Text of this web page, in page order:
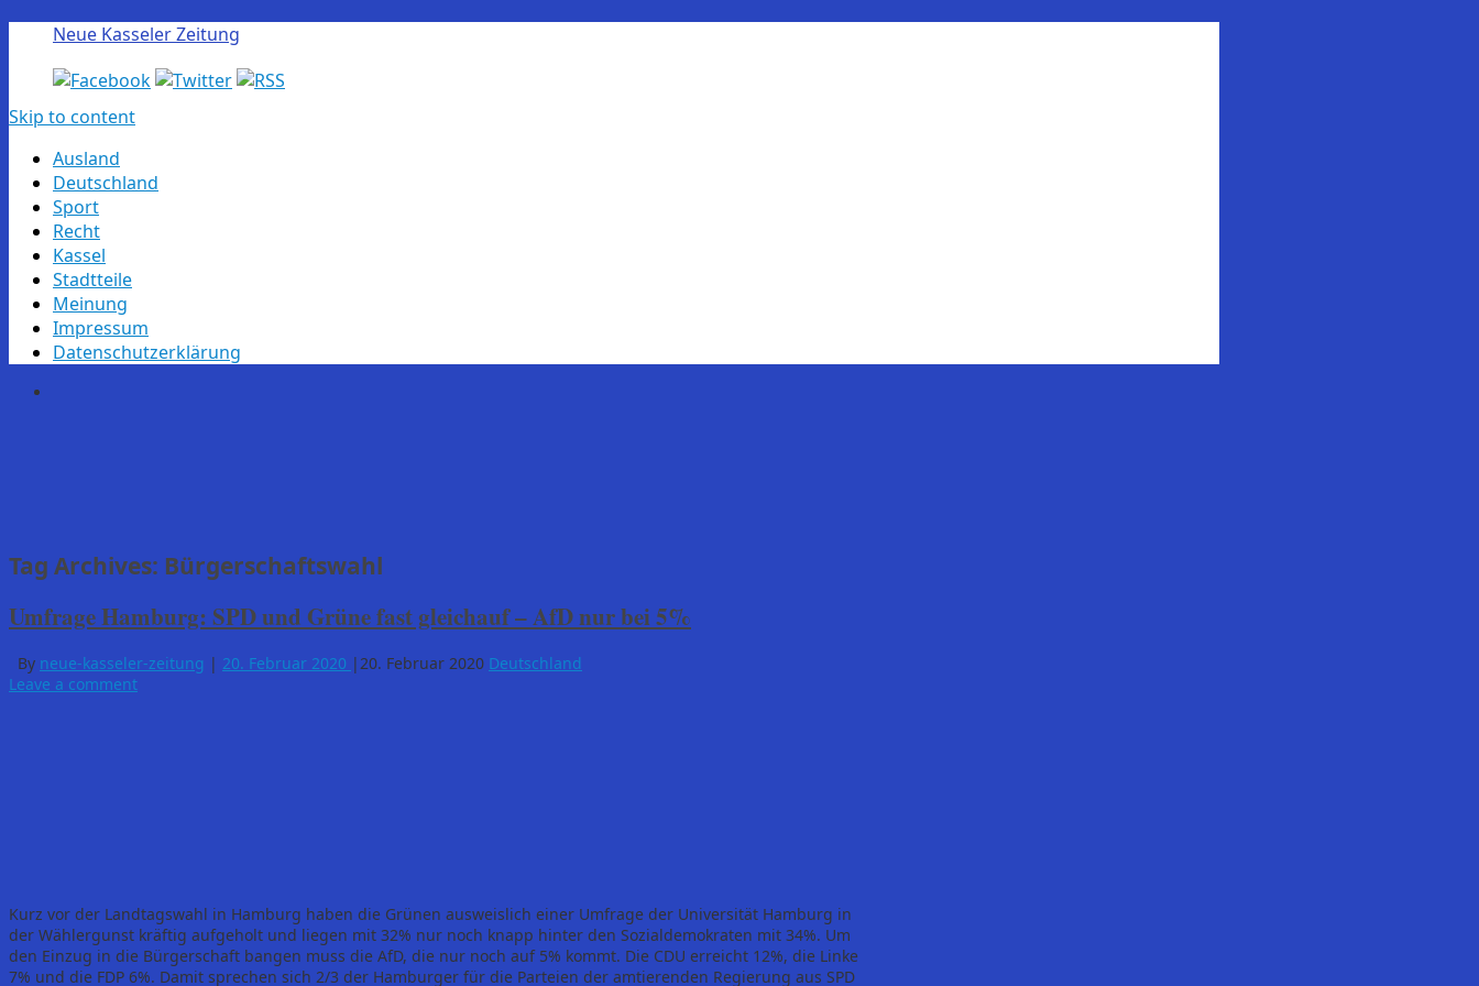
Neue Kasseler Zeitung
Skip to content
Ausland
Deutschland
Sport
Recht
Kassel
Stadtteile
Meinung
Impressum
Datenschutzerklärung
Tag Archives: Bürgerschaftswahl
Umfrage Hamburg: SPD und Grüne fast gleichauf – AfD nur bei 5%
By neue-kasseler-zeitung | 20. Februar 2020 |20. Februar 2020 Deutschland
Leave a comment
Kurz vor der Landtagswahl in Hamburg haben die Grünen ausweislich einer Umfrage der Universität Hamburg in
der Wählergunst kräftig aufgeholt und liegen mit 32% nur noch knapp hinter den Sozialdemokraten mit 34%. Um
den Einzug in die Bürgerschaft bangen muss die AfD, die nur noch auf 5% kommt. Die CDU erreicht 12%, die Linke
7% und die FDP 6%. Damit sprechen sich 2/3 der Hamburger für die Parteien der amtierenden Regierung aus SPD